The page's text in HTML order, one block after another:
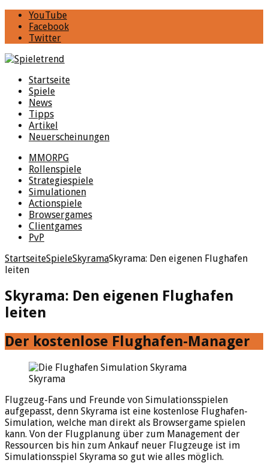
YouTube
Facebook
Twitter
Startseite
Spiele
News
Tipps
Artikel
Neuerscheinungen
MMORPG
Rollenspiele
Strategiespiele
Simulationen
Actionspiele
Browsergames
Clientgames
PvP
StartseiteSpieleSkyramaSkyrama: Den eigenen Flughafen
leiten
Skyrama: Den eigenen Flughafen
leiten
Der kostenlose Flughafen-Manager
Skyrama
Flugzeug-Fans und Freunde von Simulationsspielen
aufgepasst, denn Skyrama ist eine kostenlose Flughafen-
Simulation, welche man direkt als Browsergame spielen
kann. Von der Flugplanung über zum Management der
Ressourcen bis hin zum Ankauf neuer Flugzeuge ist im
Simulationsspiel Skyrama so gut wie alles möglich.